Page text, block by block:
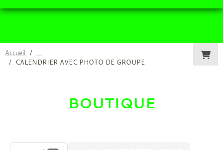
Accueil
CALENDRIER AVEC PHOTO DE GROUPE
BOUTIQUE